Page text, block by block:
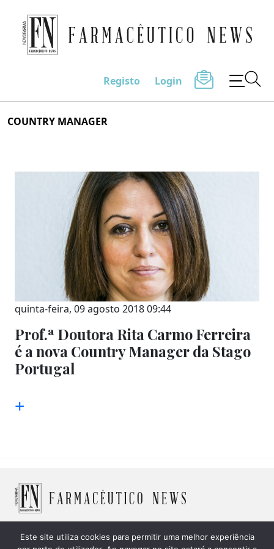
to
Farmacêutico News
Registo Login
COUNTRY MANAGER
quinta-feira, 09 agosto 2018 09:44
Prof.ª Doutora Rita Carmo Ferreira
é a nova Country Manager da Stago
Portugal
+
Este site utiliza cookies para permitir uma melhor experiência